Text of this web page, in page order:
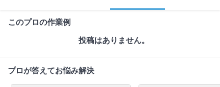
このプロの作業例
投稿はありません。
プロが答えてお悩み解決